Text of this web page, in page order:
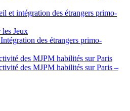
et intégration des étrangers primo-
les Jeux
des étrangers primo-
des MJPM habilités sur Paris
des MJPM habilités sur Paris –